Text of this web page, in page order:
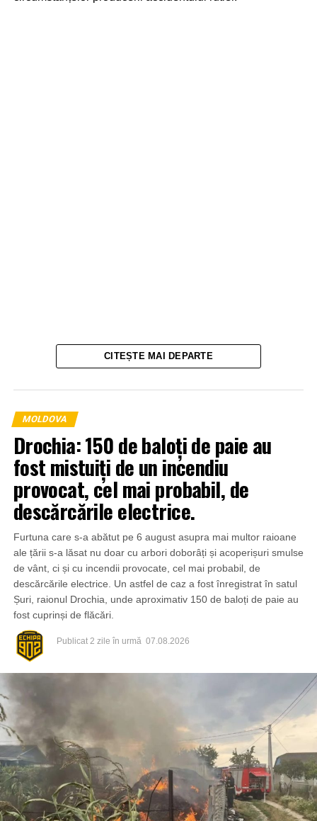
CITEȘTE MAI DEPARTE
MOLDOVA
Drochia: 150 de baloți de paie au
fost mistuiți de un incendiu
provocat, cel mai probabil, de
descărcările electrice.
Furtuna care s-a abătut pe 6 august asupra mai multor raioane
ale țării s-a lăsat nu doar cu arbori doborâți și acoperișuri smulse
de vânt, ci și cu incendii provocate, cel mai probabil, de
descărcările electrice. Un astfel de caz a fost înregistrat în satul
Șuri, raionul Drochia, unde aproximativ 150 de baloți de paie au
fost cuprinși de flăcări.
Publicat 2 zile în urmă 07.08.2026